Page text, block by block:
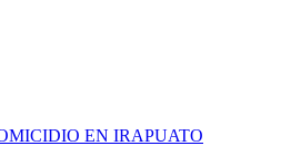
EN IRAPUATO